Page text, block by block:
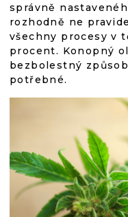
správně
rozhodně ne
všechny procesy v
procent. Konopný
bezbolestný
potřebné.